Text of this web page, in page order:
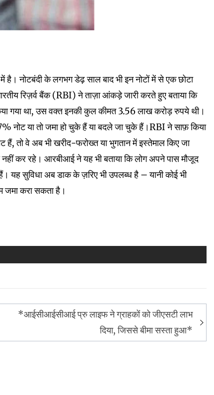
है। नोटबंदी के लगभग डेढ़ साल बाद भी इन नोटों में से एक छोटा
रिज़र्व बैंक (RBI) ने ताज़ा आंकड़े जारी करते हुए बताया कि
गया था, उस वक्त इनकी कुल कीमत 3.56 लाख करोड़ रुपये थी।
नोट या तो जमा हो चुके हैं या बदले जा चुके हैं।RBI ने साफ़ किया
तो वे अब भी खरीद-फरोख्त या भुगतान में इस्तेमाल किए जा
कर रहे। आरबीआई ने यह भी बताया कि लोग अपने पास मौजूद
यह सुविधा अब डाक के ज़रिए भी उपलब्ध है – यानी कोई भी
करा सकता है।
*आईसीआईसीआई प्रु लाइफ ने ग्राहकों को जीएसटी लाभ
दिया, जिससे बीमा सस्ता हुआ*